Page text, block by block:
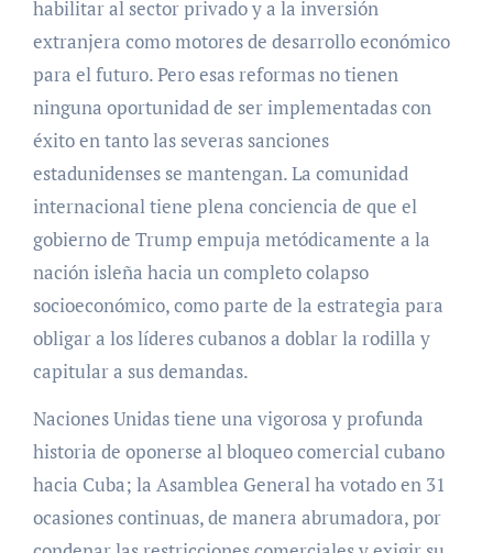
habilitar al sector privado y a la inversión
extranjera como motores de desarrollo económico
para el futuro. Pero esas reformas no tienen
ninguna oportunidad de ser implementadas con
éxito en tanto las severas sanciones
estadunidenses se mantengan. La comunidad
internacional tiene plena conciencia de que el
gobierno de Trump empuja metódicamente a la
nación isleña hacia un completo colapso
socioeconómico, como parte de la estrategia para
obligar a los líderes cubanos a doblar la rodilla y
capitular a sus demandas.
Naciones Unidas tiene una vigorosa y profunda
historia de oponerse al bloqueo comercial cubano
hacia Cuba; la Asamblea General ha votado en 31
ocasiones continuas, de manera abrumadora, por